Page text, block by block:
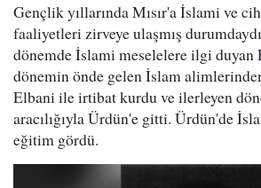
Gençlik yıllarında Mısır'a İslami ve
faaliyetleri zirveye ulaşmış
dönemde İslami meselelere ilgi duyan
dönemin önde gelen İslam
Elbani ile irtibat kurdu ve ilerleyen
aracılığıyla Ürdün'e gitti. Ürdün'de
eğitim gördü.